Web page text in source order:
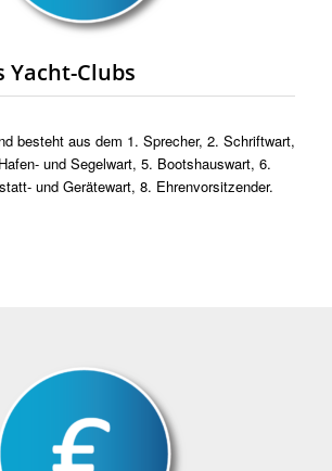
Yacht-Clubs
besteht aus dem 1. Sprecher, 2. Schriftwart,
und Segelwart, 5. Bootshauswart, 6.
und Gerätewart, 8. Ehrenvorsitzender.